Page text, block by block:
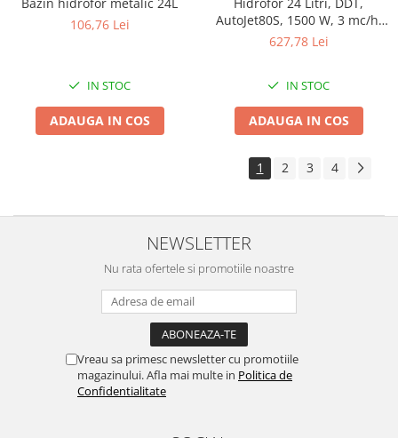
Intretinere interior/exterior
Pompe de transfer
Decoratiuni, ornamente si articole
Craciun
Decoratiuni luminoase exterioare &
Figurine muzicale
Figurine si decoratiuni Craciun
Furtun - Tub - rola craciun
Instalatii Craciun 220V
Instalatii cu baterii
106,76 Lei
IN STOC
ADAUGA IN COS
AutoJet80S, 1500 W, 3 mc/h,
50 m refulare
627,78 Lei
IN STOC
ADAUGA IN COS
1 2 3 4
NEWSLETTER
Nu rata ofertele si promotiile noastre
Vreau sa primesc newsletter cu promotiile
magazinului. Afla mai multe in Politica de
Confidentialitate